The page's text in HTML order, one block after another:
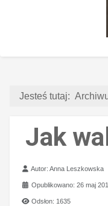
Jesteś tutaj:
Jak
Szczegóły
Autor:Anna Leszkowska
Opublikowano: 26 maj
Odsłon: 1635